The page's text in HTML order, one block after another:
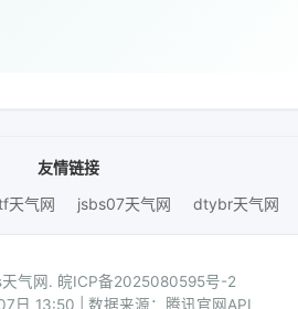
友情链接
天气网 jsbs07天气网 dtybr天气网
气网. 皖ICP备2025080595号-2
日 13:50 | 数据来源：腾讯官网API